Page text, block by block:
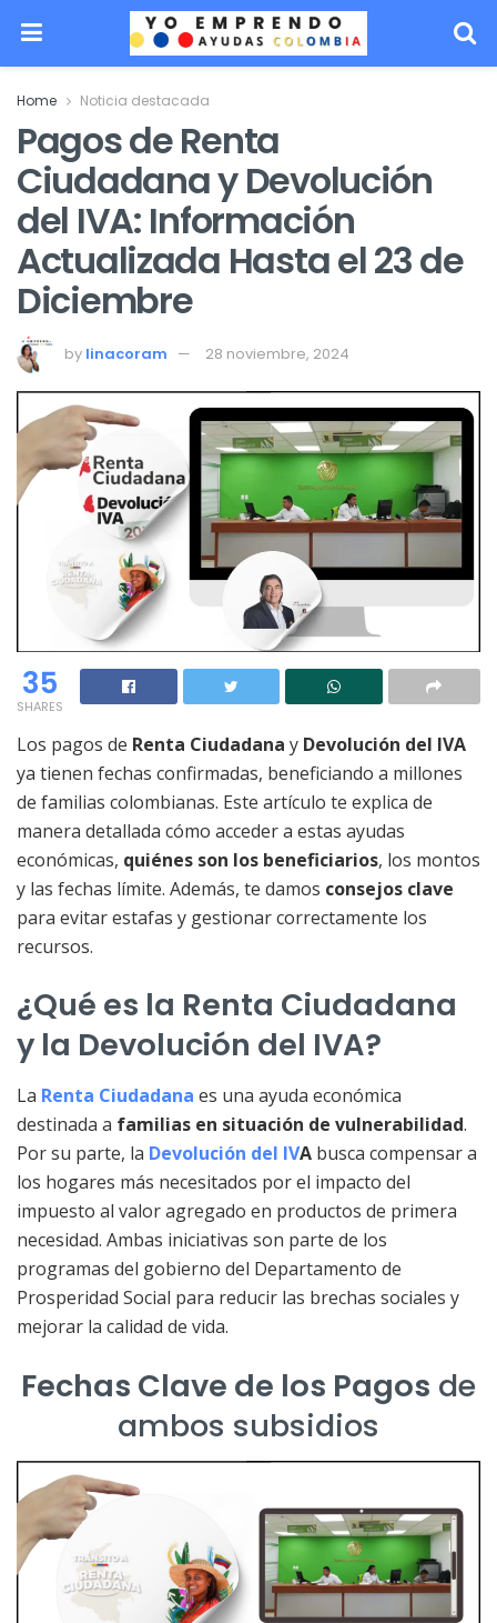
Home Noticia destacada
Pagos de Renta
Ciudadana y Devolución
del IVA: Información
Actualizada Hasta el 23 de
Diciembre
by linacoram 28 noviembre, 2024
35
SHARES
Los pagos de Renta Ciudadana y Devolución del IVA
ya tienen fechas confirmadas, beneficiando a millones
de familias colombianas. Este artículo te explica de
manera detallada cómo acceder a estas ayudas
económicas, quiénes son los beneficiarios, los montos
y las fechas límite. Además, te damos consejos clave
para evitar estafas y gestionar correctamente los
recursos.
¿Qué es la Renta Ciudadana
y la Devolución del IVA?
La Renta Ciudadana es una ayuda económica
destinada a familias en situación de vulnerabilidad.
Por su parte, la Devolución del IVA busca compensar a
los hogares más necesitados por el impacto del
impuesto al valor agregado en productos de primera
necesidad. Ambas iniciativas son parte de los
programas del gobierno del Departamento de
Prosperidad Social para reducir las brechas sociales y
mejorar la calidad de vida.
Fechas Clave de los Pagos de
ambos subsidios